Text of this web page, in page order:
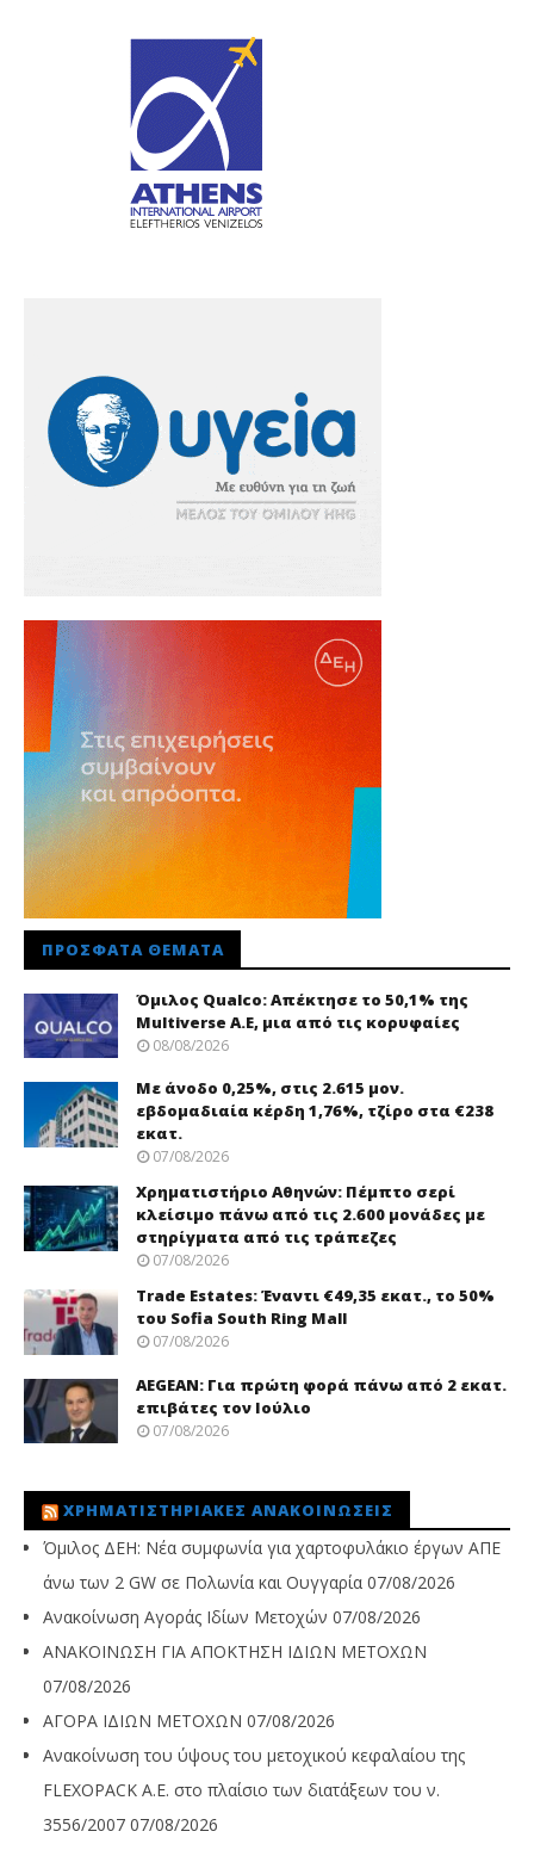
ΠΡΌΣΦΑΤΑ ΘΈΜΑΤΑ
Όμιλος Qualco: Απέκτησε το 50,1% της
Multiverse A.E, μια από τις κορυφαίες
08/08/2026
Με άνοδο 0,25%, στις 2.615 μον.
εβδομαδιαία κέρδη 1,76%, τζίρο στα €238
εκατ.
07/08/2026
Χρηματιστήριο Αθηνών: Πέμπτο σερί
κλείσιμο πάνω από τις 2.600 μονάδες με
στηρίγματα από τις τράπεζες
07/08/2026
Trade Εstates: Έναντι €49,35 εκατ., το 50%
του Sofia South Ring Mall
07/08/2026
AEGEAN: Για πρώτη φορά πάνω από 2 εκατ.
επιβάτες τον Ιούλιο
07/08/2026
ΧΡΗΜΑΤΙΣΤΗΡΙΑΚΈΣ ΑΝΑΚΟΙΝΏΣΕΙΣ
Όμιλος ΔΕΗ: Νέα συμφωνία για χαρτοφυλάκιο έργων ΑΠΕ
άνω των 2 GW σε Πολωνία και Ουγγαρία 07/08/2026
Ανακοίνωση Αγοράς Ιδίων Μετοχών 07/08/2026
ΑΝΑΚΟΙΝΩΣΗ ΓΙΑ ΑΠΟΚΤΗΣΗ ΙΔΙΩΝ ΜΕΤΟΧΩΝ
07/08/2026
ΑΓΟΡΑ ΙΔΙΩΝ ΜΕΤΟΧΩΝ 07/08/2026
Ανακοίνωση του ύψους του μετοχικού κεφαλαίου της
FLEXOPACK A.E. στο πλαίσιο των διατάξεων του ν.
3556/2007 07/08/2026